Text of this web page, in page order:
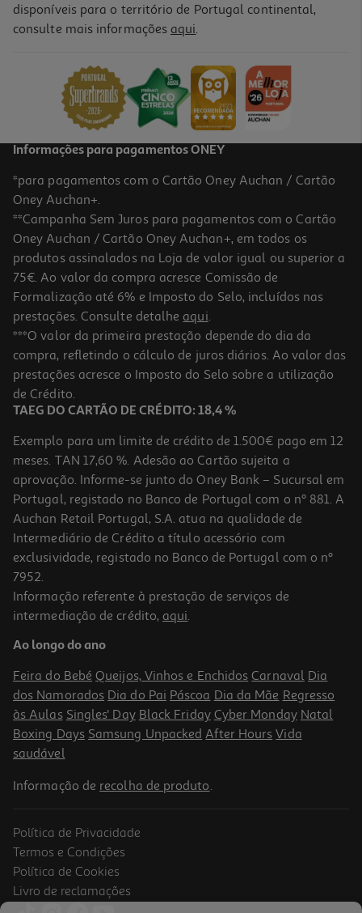
3.8
Coluna Portatil Bt Jbl Xtreme4 Blk Euna
329,99 €
Coluna Portatil Jbl Boombox 4 Azul
499.99 €/un
499,99 €
4.3
Coluna Portátil Jbl Grip Pur
99.99 €/un
99,99 €
disponíveis para o território de Portugal continental,
consulte mais informações aqui.
Informações para pagamentos ONEY
*para pagamentos com o Cartão Oney Auchan / Cartão
Oney Auchan+.
**Campanha Sem Juros para pagamentos com o Cartão
Oney Auchan / Cartão Oney Auchan+, em todos os
produtos assinalados na Loja de valor igual ou superior a
75€. Ao valor da compra acresce Comissão de
Formalização até 6% e Imposto do Selo, incluídos nas
prestações. Consulte detalhe aqui.
***O valor da primeira prestação depende do dia da
compra, refletindo o cálculo de juros diários. Ao valor das
prestações acresce o Imposto do Selo sobre a utilização
de Crédito.
TAEG DO CARTÃO DE CRÉDITO: 18,4 %
Exemplo para um limite de crédito de 1.500€ pago em 12
meses. TAN 17,60 %. Adesão ao Cartão sujeita a
aprovação. Informe-se junto do Oney Bank – Sucursal em
Portugal, registado no Banco de Portugal com o nº 881. A
Auchan Retail Portugal, S.A. atua na qualidade de
Intermediário de Crédito a título acessório com
exclusividade, registado no Banco de Portugal com o nº
7952.
Informação referente à prestação de serviços de
intermediação de crédito, aqui.
Ao longo do ano
Feira do Bebé Queijos, Vinhos e Enchidos Carnaval Dia
dos Namorados Dia do Pai Páscoa Dia da Mãe Regresso
às Aulas Singles' Day Black Friday Cyber Monday Natal
Boxing Days Samsung Unpacked After Hours Vida
saudável
Informação de recolha de produto.
Política de Privacidade
Termos e Condições
Política de Cookies
Livro de reclamações